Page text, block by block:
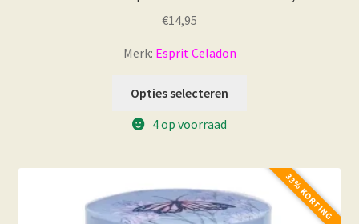
€14,95
Merk: Esprit Celadon
Opties selecteren
4 op voorraad
33% KORTING